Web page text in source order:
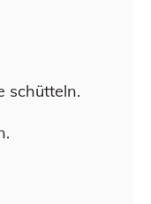
schütteln.